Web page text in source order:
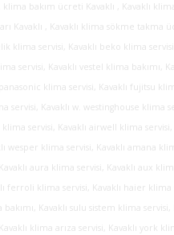
bakım ücreti Kavaklı , Kavaklı
, Kavaklı klima sökme takma
servisi, Kavaklı beko klima
servisi, Kavaklı vestel klima bakımı,
klima servisi, Kavaklı fujitsu
servisi, Kavaklı w. westinghouse klima
servisi, Kavaklı airwell klima
wesper klima servisi, Kavaklı amana
aura klima servisi, Kavaklı aux
ferroli klima servisi, Kavaklı haier
Kavaklı sulu sistem klima
klima arıza servisi, Kavaklı york